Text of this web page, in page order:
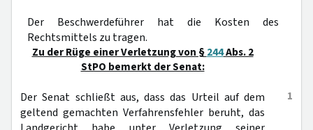
Der Beschwerdeführer hat die Kosten des
Rechtsmittels zu tragen.
Zu der Rüge einer Verletzung von §244Abs. 2
StPO bemerkt der Senat:
1
Der Senat schließt aus, dass das Urteil auf dem
geltend gemachten Verfahrensfehler beruht, das